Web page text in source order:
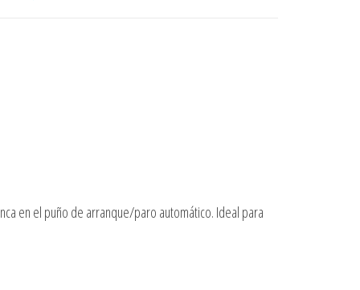
en el puño de arranque/paro automático. Ideal para